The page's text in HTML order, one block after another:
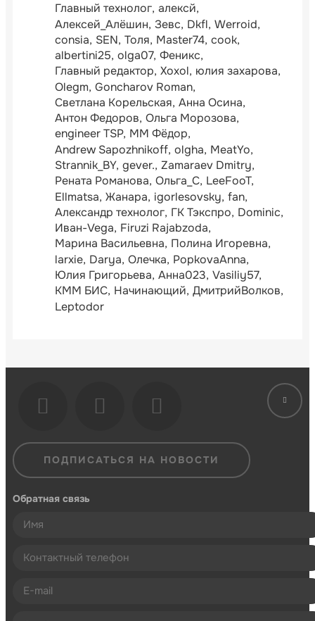
Главный технолог алексй
Алексей_Алёшин Зевс Dkfl Werroid
consia SEN Толя Master74 cook
albertini25 olga07 Феникс
Главный редактор Xoxol юлия захарова
Olegm Goncharov Roman
Светлана Корельская Анна Осина
Антон Федоров Ольга Морозова
engineer TSP ММ Фёдор
Andrew Sapozhnikoff olgha MeatYo
Strannik_BY gever. Zamaraev Dmitry
Рената Романова Ольга_С LeeFooT
Ellmatsa Жанара igorlesovsky fan
Александр технолог ГК Тэкспро Dominic
Иван-Vega Firuzi Rajabzoda
Марина Васильевна Полина Игоревна
larxie Darya Олечка PopkovaAnna
Юлия Григорьева Анна023 Vasiliy57
КММ БИС Начинающий ДмитрийВолков
Leptodor
ПОДПИСАТЬСЯ НА НОВОСТИ
Обратная связь